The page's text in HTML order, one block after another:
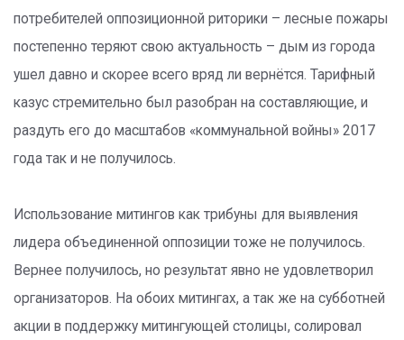
потребителей оппозиционной риторики – лесные пожары
постепенно теряют свою актуальность – дым из города
ушел давно и скорее всего вряд ли вернётся. Тарифный
казус стремительно был разобран на составляющие, и
раздуть его до масштабов «коммунальной войны» 2017
года так и не получилось.
Использование митингов как трибуны для выявления
лидера объединенной оппозиции тоже не получилось.
Вернее получилось, но результат явно не удовлетворил
организаторов. На обоих митингах, а так же на субботней
акции в поддержку митингующей столицы, солировал